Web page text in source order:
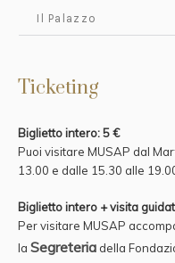
Il Palazzo
Ticketing
Biglietto intero: 5 €
Puoi visitare MUSAP dal
13.00 e dalle 15.30 alle
Biglietto intero + visita
Per visitare MUSAP
laSegreteria della